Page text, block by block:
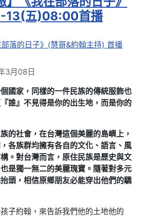
五)08:00首播
部落的日子》(慧哥&約翰主持) 首播
3月08日
國家，同樣的一件民族的傳統服飾也
誰』不見得是你的出生地，而是你的
的社會，在台灣這個美麗的島嶼上，
各族群均擁有各自的文化、語言、風
。對台灣而言，原住民族是歷史與文
是獨一無二的美麗瑰寶。隨著對多元
頭，相信原鄉朋友必能穿出他們的驕
子約翰，來告訴我們他的土地他的